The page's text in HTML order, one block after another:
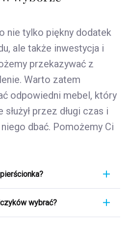
nie tylko piękny dodatek
ale także inwestycja i
przekazywać z
Warto zatem
odpowiedni mebel, który
przez długi czas i
dbać. Pomożemy Ci
weź linijkę i przyłóż ją
który aktualnie
wybrać?